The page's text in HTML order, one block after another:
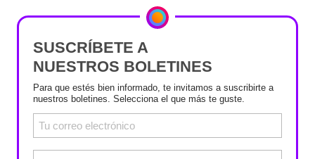
SUSCRÍBETE A
NUESTROS BOLETINES
Para que estés bien informado, te invitamos a suscribirte a
nuestros boletines. Selecciona el que más te guste.